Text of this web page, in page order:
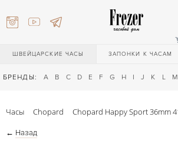
ШВЕЙЦАРСКИЕ ЧАСЫ ЗАПОНКИ К ЧАСАМ
БРЕНДЫ: A B C D E F G H I J K L M
Часы Chopard Chopard Happy Sport 36mm
← Назад